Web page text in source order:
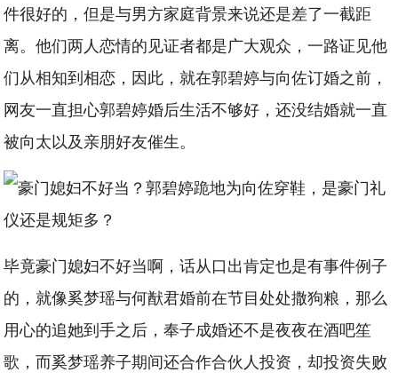
件很好的，但是与男方家庭背景来说还是差了一截距
离。他们两人恋情的见证者都是广大观众，一路证见他
们从相知到相恋，因此，就在郭碧婷与向佐订婚之前，
网友一直担心郭碧婷婚后生活不够好，还没结婚就一直
被向太以及亲朋好友催生。
毕竟豪门媳妇不好当啊，话从口出肯定也是有事件例子
的，就像奚梦瑶与何猷君婚前在节目处处撒狗粮，那么
用心的追她到手之后，奉子成婚还不是夜夜在酒吧笙
歌，而奚梦瑶养子期间还合作合伙人投资，却投资失败